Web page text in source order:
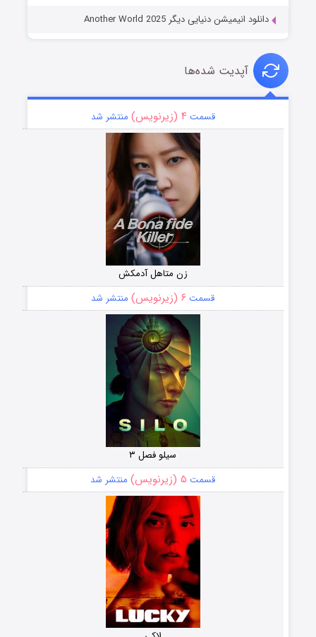
دانلود انیمیشن دنیایی دیگر Another World 2025
آپدیت شده‌ها
قسمت۴ (زیرنویس) منتشر شد
زن متاهل آدمکش
قسمت ۶ (زیرنویس) منتشر شد
سیلو فصل ۳
قسمت ۵ (زیرنویس) منتشر شد